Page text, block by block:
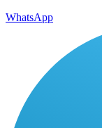
WhatsApp